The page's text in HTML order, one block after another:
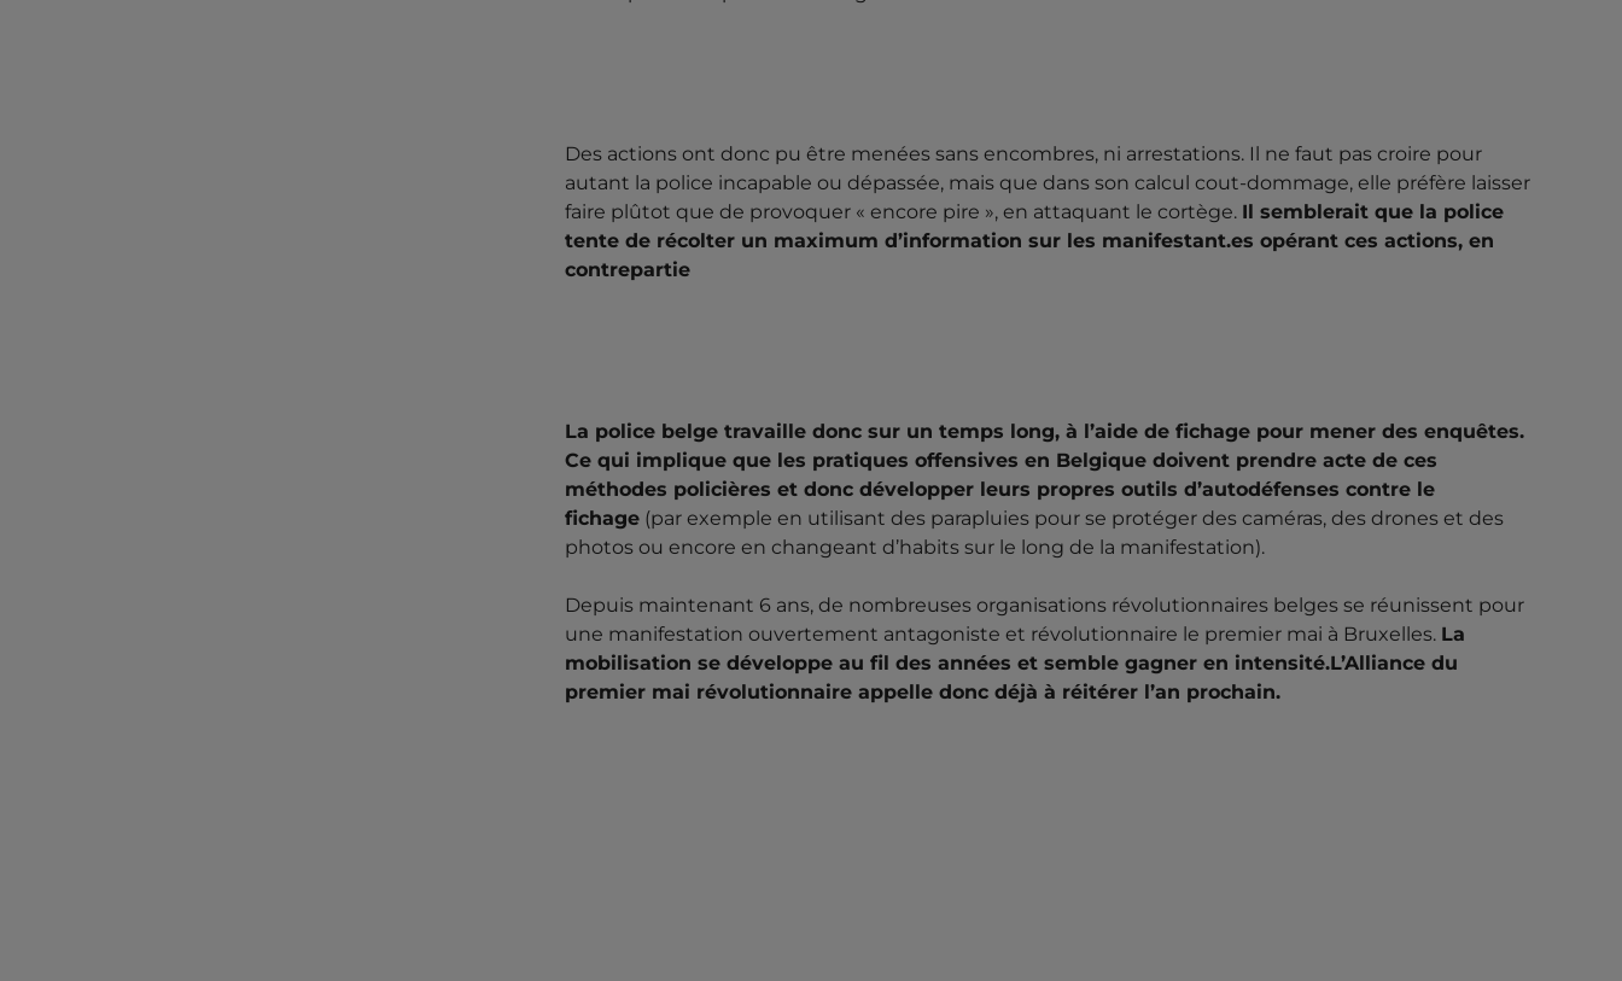
Des actions ont donc pu être menées sans encombres, ni arrestations. Il ne faut pas croire pour
autant la police incapable ou dépassée, mais que dans son calcul cout-dommage, elle préfère laisser
faire plûtot que de provoquer « encore pire », en attaquant le cortège. Il semblerait que la police
tente de récolter un maximum d’information sur les manifestant.es opérant ces actions, en
contrepartie
La police belge travaille donc sur un temps long, à l’aide de fichage pour mener des enquêtes.
Ce qui implique que les pratiques offensives en Belgique doivent prendre acte de ces
méthodes policières et donc développer leurs propres outils d’autodéfenses contre le
fichage (par exemple en utilisant des parapluies pour se protéger des caméras, des drones et des
photos ou encore en changeant d’habits sur le long de la manifestation).
Depuis maintenant 6 ans, de nombreuses organisations révolutionnaires belges se réunissent pour
une manifestation ouvertement antagoniste et révolutionnaire le premier mai à Bruxelles. La
mobilisation se développe au fil des années et semble gagner en intensité.L’Alliance du
premier mai révolutionnaire appelle donc déjà à réitérer l’an prochain.